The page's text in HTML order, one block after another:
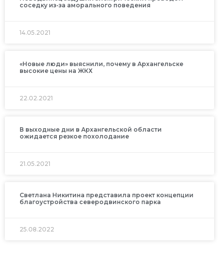
соседку из-за аморального поведения
14.05.2021
«Новые люди» выяснили, почему в Архангельске
высокие цены на ЖКХ
22.02.2021
В выходные дни в Архангельской области
ожидается резкое похолодание
21.05.2021
Светлана Никитина представила проект концепции
благоустройства северодвинского парка
25.08.2022